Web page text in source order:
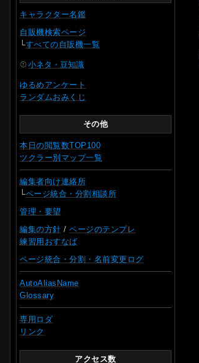
キャラクター名鑑
自販機検索ページ
└すべての自販機一覧
小ネタ・豆知識
ゆるめアンケート
ランダムおみくじ
その他
本日の閲覧数TOP100
ツクラー別マップ一覧
編集者向け連絡所
└ページ統合・分割相談所
管理・要望
編集の方針 /ページのテンプレ
練習用おすなば
ページ統合・分割・名前変更ログ
AutoAliasName
Glossary
専用ロダ
リンク
アクセス数